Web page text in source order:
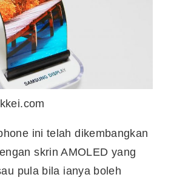
ini telah dikembangkan
skrin AMOLED yang
pula bila ianya boleh